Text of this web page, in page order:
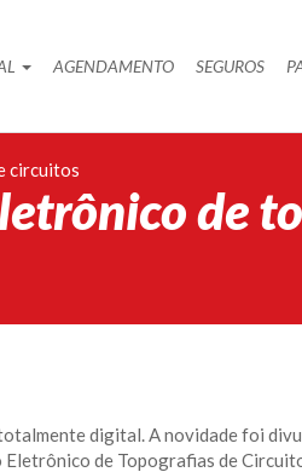
AGENDAMENTO SEGUROS
circuitos
de
digital. A novidade foi
de Topografias de